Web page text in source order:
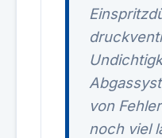
von
noch viel